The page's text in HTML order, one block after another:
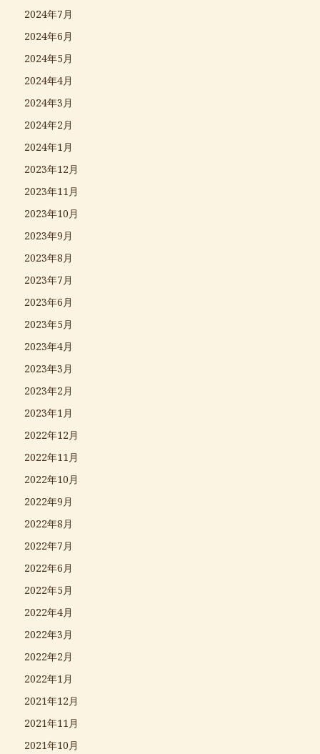
2024年7月
2024年6月
2024年5月
2024年4月
2024年3月
2024年2月
2024年1月
2023年12月
2023年11月
2023年10月
2023年9月
2023年8月
2023年7月
2023年6月
2023年5月
2023年4月
2023年3月
2023年2月
2023年1月
2022年12月
2022年11月
2022年10月
2022年9月
2022年8月
2022年7月
2022年6月
2022年5月
2022年4月
2022年3月
2022年2月
2022年1月
2021年12月
2021年11月
2021年10月